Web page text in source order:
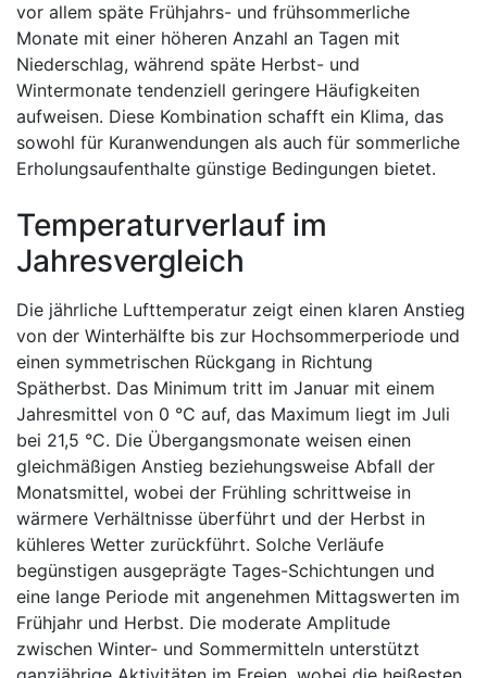
vor allem späte Frühjahrs- und frühsommerliche
Monate mit einer höheren Anzahl an Tagen mit
Niederschlag, während späte Herbst- und
Wintermonate tendenziell geringere Häufigkeiten
aufweisen. Diese Kombination schafft ein Klima, das
sowohl für Kuranwendungen als auch für sommerliche
Erholungsaufenthalte günstige Bedingungen bietet.
Temperaturverlauf im
Jahresvergleich
Die jährliche Lufttemperatur zeigt einen klaren Anstieg
von der Winterhälfte bis zur Hochsommerperiode und
einen symmetrischen Rückgang in Richtung
Spätherbst. Das Minimum tritt im Januar mit einem
Jahresmittel von 0 °C auf, das Maximum liegt im Juli
bei 21,5 °C. Die Übergangsmonate weisen einen
gleichmäßigen Anstieg beziehungsweise Abfall der
Monatsmittel, wobei der Frühling schrittweise in
wärmere Verhältnisse überführt und der Herbst in
kühleres Wetter zurückführt. Solche Verläufe
begünstigen ausgeprägte Tages-Schichtungen und
eine lange Periode mit angenehmen Mittagswerten im
Frühjahr und Herbst. Die moderate Amplitude
zwischen Winter- und Sommermitteln unterstützt